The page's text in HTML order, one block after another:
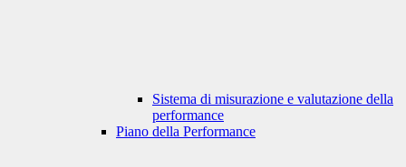
Sistema di misurazione e valutazione della
performance
Piano della Performance